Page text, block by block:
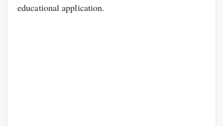
educational application.